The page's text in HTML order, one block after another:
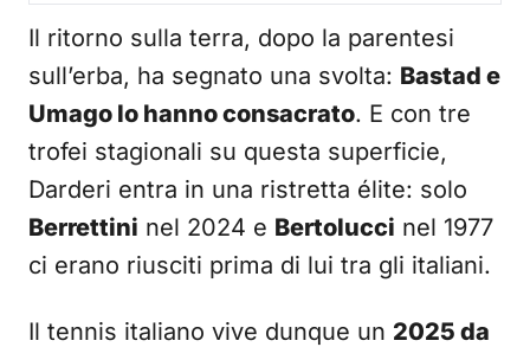
Il ritorno sulla terra, dopo la parentesi
sull’erba, ha segnato una svolta: Bastad e
Umago lo hanno consacrato. E con tre
trofei stagionali su questa superficie,
Darderi entra in una ristretta élite: solo
Berrettini nel 2024 e Bertolucci nel 1977
ci erano riusciti prima di lui tra gli italiani.
Il tennis italiano vive dunque un 2025 da